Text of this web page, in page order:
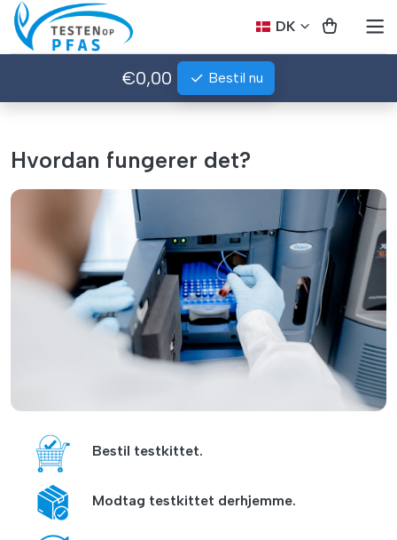
DK
€0,00 Bestil nu
Hvordan fungerer det?
Bestil testkittet.
Modtag testkittet derhjemme.